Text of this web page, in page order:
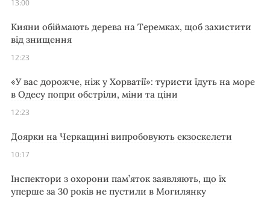
13:00
Кияни обіймають дерева на Теремках, щоб захистити
від знищення
12:23
«У вас дорожче, ніж у Хорватії»: туристи їдуть на море
в Одесу попри обстріли, міни та ціни
12:23
Доярки на Черкащині випробовують екзоскелети
10:17
Інспектори з охорони пам’яток заявляють, що їх
уперше за 30 років не пустили в Могилянку